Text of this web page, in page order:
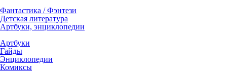
Фантастика / Фэнтези
Детская литература
Артбуки, энциклопедии
Артбуки
Гайды
Энциклопедии
Комиксы